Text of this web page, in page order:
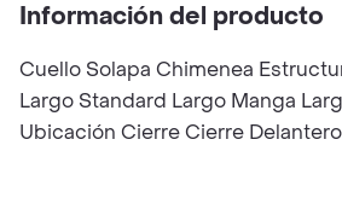
Información del producto
Cuello Solapa Chimenea
Largo Standard Largo Manga
Ubicación Cierre Cierre Delantero